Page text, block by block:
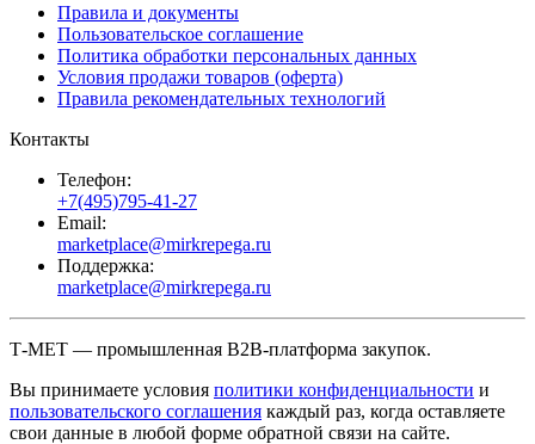
Правила и документы
Пользовательское соглашение
Политика обработки персональных данных
Условия продажи товаров (оферта)
Правила рекомендательных технологий
Контакты
Телефон:
+7(495)795-41-27
Email:
marketplace@mirkrepega.ru
Поддержка:
marketplace@mirkrepega.ru
Т-МЕТ — промышленная B2B-платформа закупок.
Вы принимаете условия политики конфиденциальности и
пользовательского соглашения каждый раз, когда оставляете
свои данные в любой форме обратной связи на сайте.